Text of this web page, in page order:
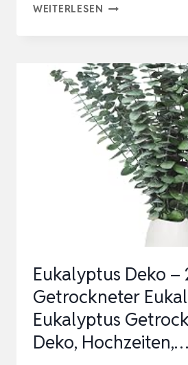
WEITERLESEN 20
GETROCKNET
43CM
NATÜRLICHE
KONSERVIERT
FRISCHE
EUKALYPTUS-
Eukalyptus Deko –
Getrockneter
Eukalyptus
Deko, Hochzeiten,…